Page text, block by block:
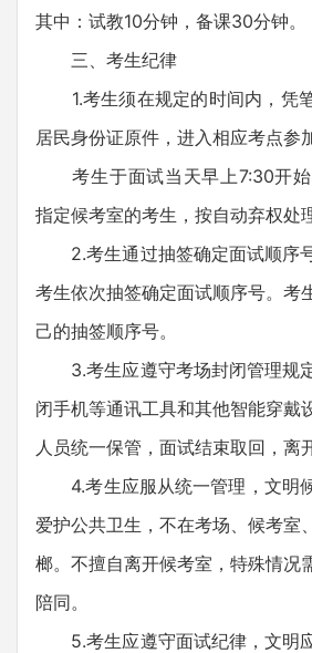
其中：试教10分钟，备课30分钟。
三、考生纪律
1.考生须在规定的时间内，凭
居民身份证原件，进入相应考点参
考生于面试当天早上7:30开始
指定候考室的考生，按自动弃权处理
2.考生通过抽签确定面试顺序
考生依次抽签确定面试顺序号。考
己的抽签顺序号。
3.考生应遵守考场封闭管理规
闭手机等通讯工具和其他智能穿戴
人员统一保管，面试结束取回，离
4.考生应服从统一管理，文明候
爱护公共卫生，不在考场、候考室
榔。不擅自离开候考室，特殊情况
陪同。
5.考生应遵守面试纪律，文明